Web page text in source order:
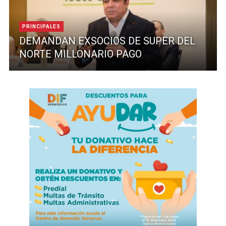
PRINCIPALES
DEMANDAN EXSOCIOS DE SUPER DEL
NORTE MILLONARIO PAGO